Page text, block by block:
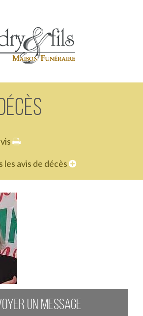
avis de décès
UN MESSAGE